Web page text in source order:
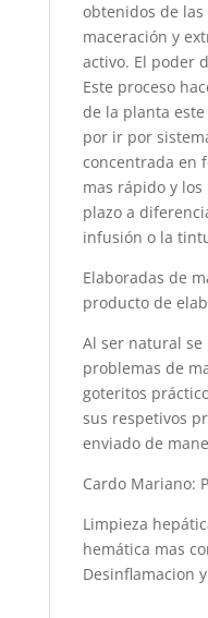
obtenidos de
maceración y
activo. El poder
Este proceso
de la planta
por ir por
concentrada en
mas rápido y
plazo a
infusión o la
Elaboradas de
producto de
Al ser natural
problemas de
goteritos
sus respetivos
enviado de
Cardo Mariano:
Limpieza
hemática mas
Desinflamacion